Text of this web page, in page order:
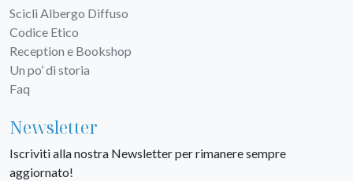
Scicli Albergo Diffuso
Codice Etico
Reception e Bookshop
Un po’ di storia
Faq
Newsletter
Iscriviti alla nostra Newsletter per rimanere sempre
aggiornato!